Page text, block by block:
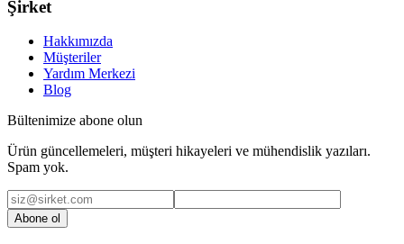
Şirket
Hakkımızda
Müşteriler
Yardım Merkezi
Blog
Bültenimize abone olun
Ürün güncellemeleri, müşteri hikayeleri ve mühendislik yazıları.
Spam yok.
Abone ol